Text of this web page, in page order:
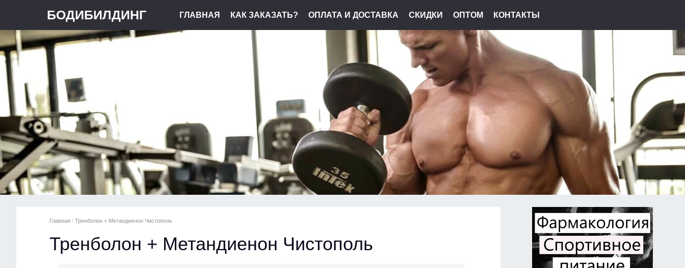
БОДИБИЛДИНГ ГЛАВНАЯ КАК ЗАКАЗАТЬ? ОПЛАТА И ДОСТАВКА СКИДКИ ОПТОМ КОНТАКТЫ
Главная / Тренболон + Метандиенон Чистополь
Тренболон + Метандиенон Чистополь